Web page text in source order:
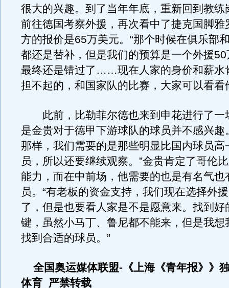
很大的兴趣。到了当年年底，重新回到教练
前往德国考察外援，再次看中了捷克国脚雅
方的报价是65万美元。“那个时候在俱乐部
都还是替补，但是我们的预算是一个外援
最终还是错过了……现在人家的身价和薪水
担不起的，和国家队的比赛，大家可以看看
此前，比勒菲尔德也来到申花进行了一
是金贵对于德甲下游球队的球员并不感兴趣
那样，我们需要的是那些明显比国内球员高
员，所以还要继续观察。”金贵肯定了哥伦
能力，而在中前场，他需要的也是有名气也
员。“有老板的资金支持，我们现在选择外
了，但是也要看人家是不是愿意来。找到好
键，虽然小马丁、鲁尼都不能来，但是我想
找到合适的球员。”
全国奥运媒体联盟-《上海《青年报》》
体育 严禁转载